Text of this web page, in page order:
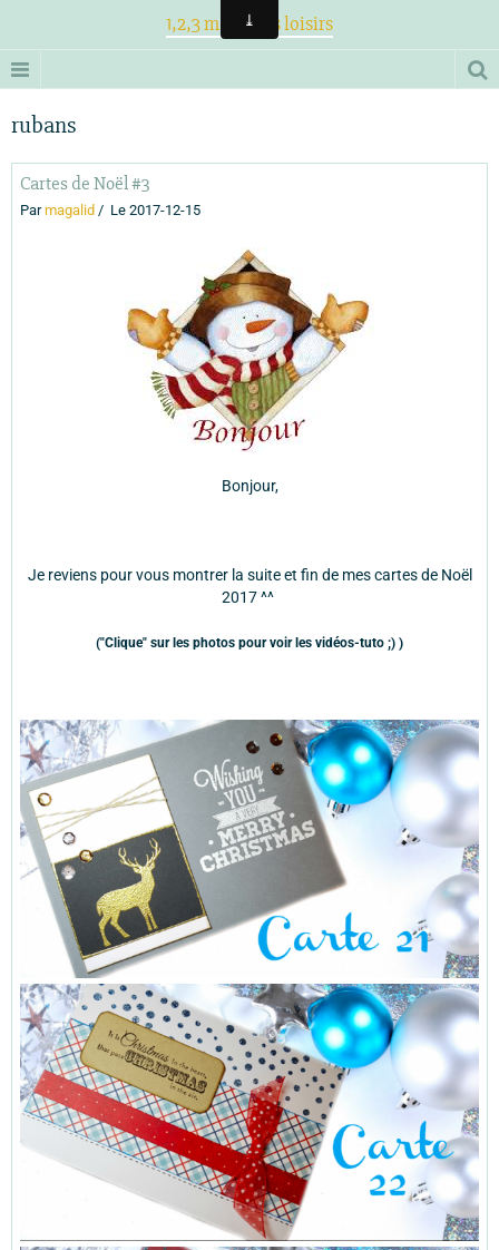
1,2,3 magiques loisirs
rubans
Cartes de Noël #3
Parmagalid Le 2017-12-15
Bonjour,
Je reviens pour vous montrer la suite et fin de mes cartes de Noël
2017 ^^
("Clique" sur les photos pour voir les vidéos-tuto ;) )